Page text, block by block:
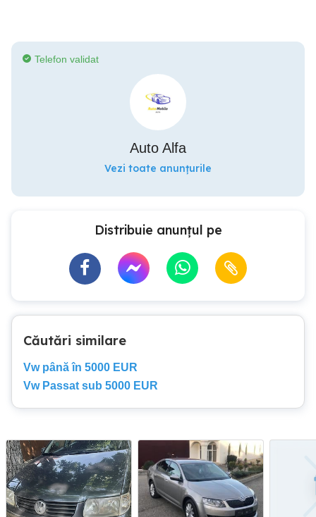
Telefon validat
Auto Alfa
Vezi toate anunțurile
Distribuie anunțul pe
Căutări similare
Vw până în 5000 EUR
Vw Passat sub 5000 EUR